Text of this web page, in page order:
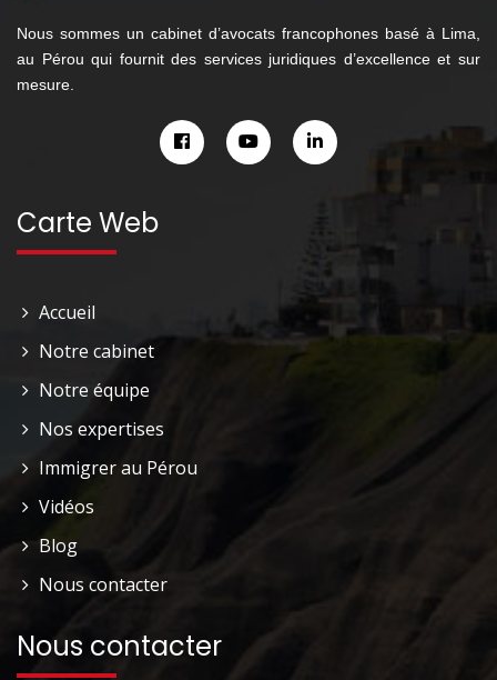
Nous sommes un cabinet d’avocats francophones basé à Lima,
au Pérou qui fournit des services juridiques d’excellence et sur
mesure.
Carte Web
Accueil
Notre cabinet
Notre équipe
Nos expertises
Immigrer au Pérou
Vidéos
Blog
Nous contacter
Nous contacter